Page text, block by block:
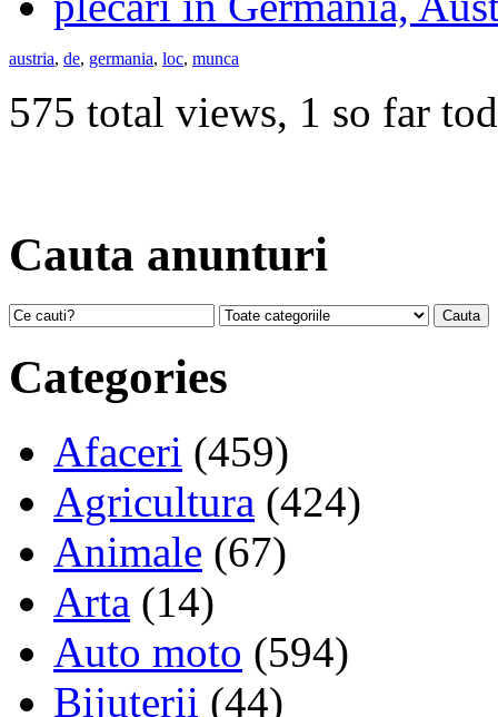
austria, de, germania, loc, munca
575 total views, 1 so far
Cauta anunturi
Categories
Afaceri (459)
Agricultura (424)
Animale (67)
Arta (14)
Auto moto (594)
Bijuterii (44)